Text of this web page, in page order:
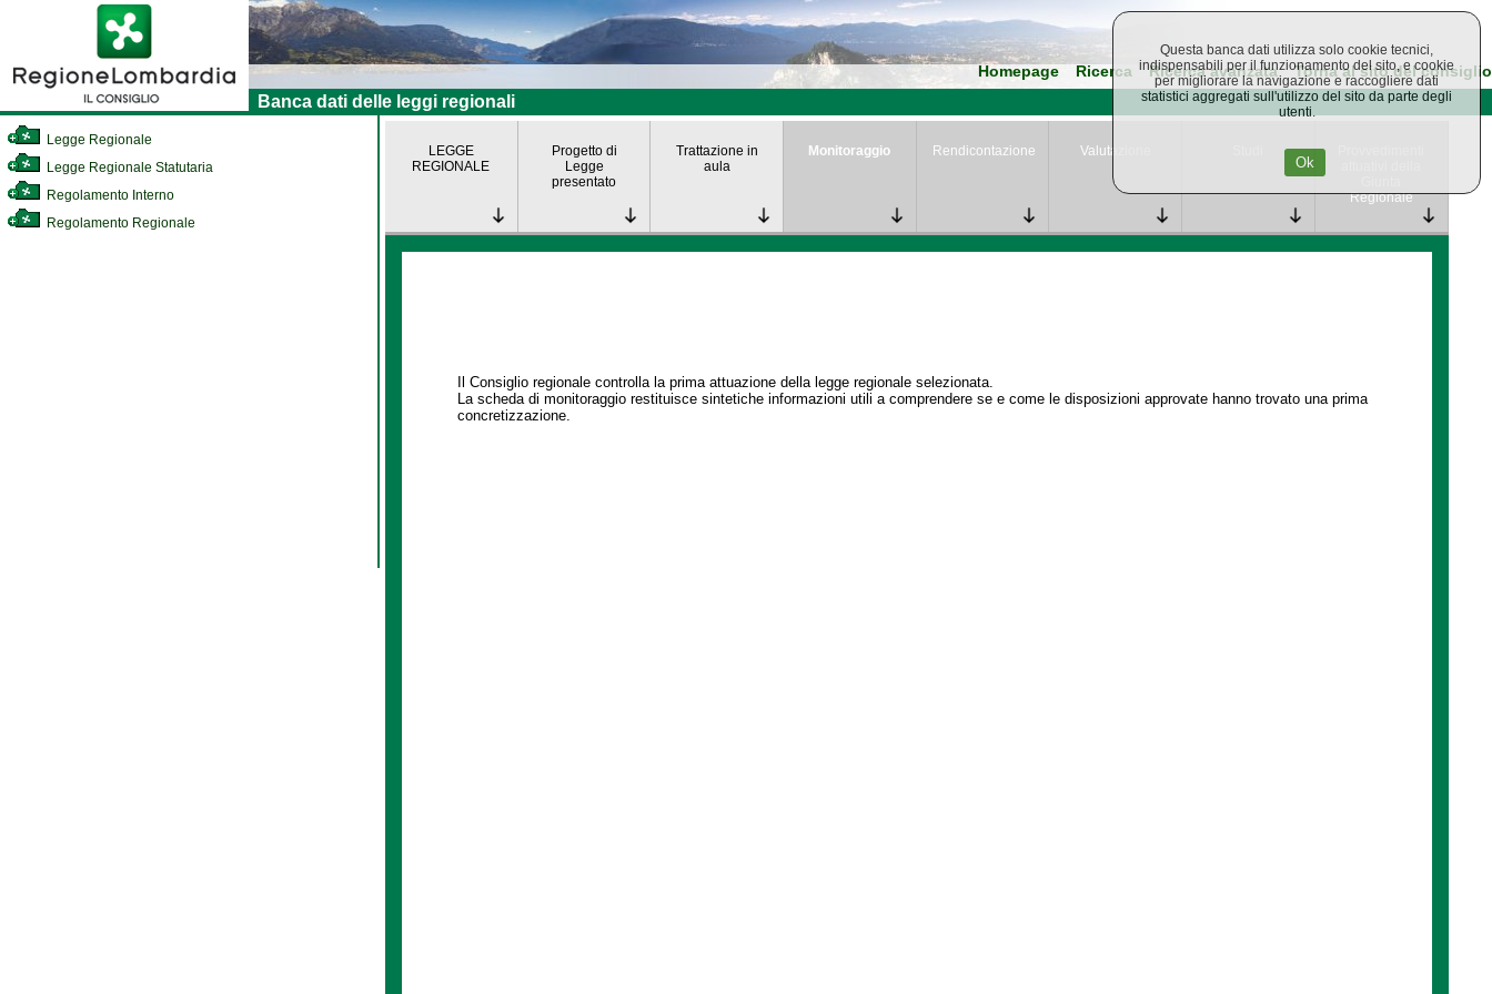
Homepage Ricerca Ricerca avanzata Torna al sito del consiglio
Banca dati delle leggi regionali
Legge Regionale
Legge Regionale Statutaria
Regolamento Interno
Regolamento Regionale
LEGGE
REGIONALE
Progetto di
Legge
presentato
Trattazione in
aula
Monitoraggio Rendicontazione Valutazione
Regionale
Il Consiglio regionale controlla la prima attuazione della legge regionale selezionata.
La scheda di monitoraggio restituisce sintetiche informazioni utili a comprendere se e come le disposizioni approvate hanno trovato una prima
concretizzazione.
Questa banca dati utilizza solo cookie tecnici,
indispensabili per il funzionamento del sito, e cookie
per migliorare la navigazione e raccogliere dati
statistici aggregati sull'utilizzo del sito da parte degli
utenti.
Ok